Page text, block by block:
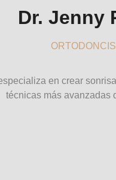
Dr. Jenny
en crear
técnicas más avanzadas